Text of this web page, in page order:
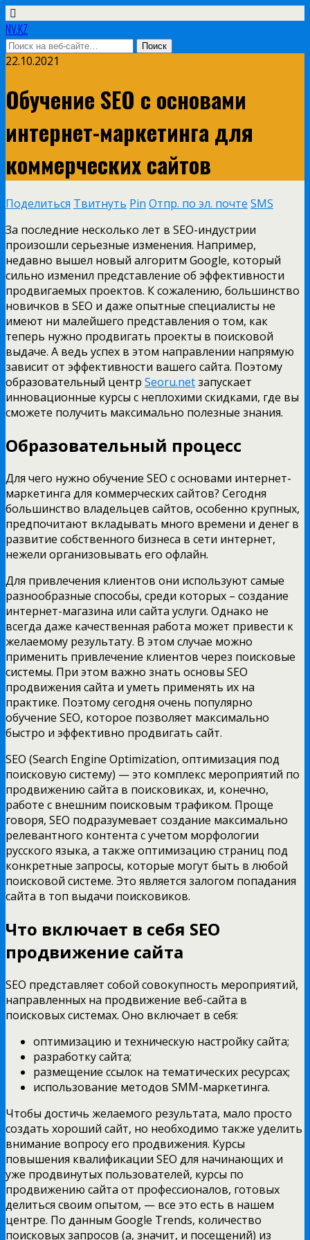
NV.KZ
22.10.2021
Обучение SEO с основами
интернет-маркетинга для
коммерческих сайтов
Поделиться Твитнуть Pin Отпр. по эл. почте SMS
За последние несколько лет в SEO-индустрии
произошли серьезные изменения. Например,
недавно вышел новый алгоритм Google, который
сильно изменил представление об эффективности
продвигаемых проектов. К сожалению, большинство
новичков в SEO и даже опытные специалисты не
имеют ни малейшего представления о том, как
теперь нужно продвигать проекты в поисковой
выдаче. А ведь успех в этом направлении напрямую
зависит от эффективности вашего сайта. Поэтому
образовательный центр Seoru.netзапускает
инновационные курсы с неплохими скидками, где вы
сможете получить максимально полезные знания.
Образовательный процесс
Для чего нужно обучение SEO с основами интернет-
маркетинга для коммерческих сайтов? Сегодня
большинство владельцев сайтов, особенно крупных,
предпочитают вкладывать много времени и денег в
развитие собственного бизнеса в сети интернет,
нежели организовывать его офлайн.
Для привлечения клиентов они используют самые
разнообразные способы, среди которых – создание
интернет-магазина или сайта услуги. Однако не
всегда даже качественная работа может привести к
желаемому результату. В этом случае можно
применить привлечение клиентов через поисковые
системы. При этом важно знать основы SEO
продвижения сайта и уметь применять их на
практике. Поэтому сегодня очень популярно
обучение SEO, которое позволяет максимально
быстро и эффективно продвигать сайт.
SEO (Search Engine Optimization, оптимизация под
поисковую систему) — это комплекс мероприятий по
продвижению сайта в поисковиках, и, конечно,
работе с внешним поисковым трафиком. Проще
говоря, SEO подразумевает создание максимально
релевантного контента с учетом морфологии
русского языка, а также оптимизацию страниц под
конкретные запросы, которые могут быть в любой
поисковой системе. Это является залогом попадания
сайта в топ выдачи поисковиков.
Что включает в себя SEO
продвижение сайта
SEO представляет собой совокупность мероприятий,
направленных на продвижение веб-сайта в
поисковых системах. Оно включает в себя:
оптимизацию и техническую настройку сайта;
разработку сайта;
размещение ссылок на тематических ресурсах;
использование методов SMM-маркетинга.
Чтобы достичь желаемого результата, мало просто
создать хороший сайт, но необходимо также уделить
внимание вопросу его продвижения. Курсы
повышения квалификации SEO для начинающих и
уже продвинутых пользователей, курсы по
продвижению сайта от профессионалов, готовых
делиться своим опытом, — все это есть в нашем
центре. По данным Google Trends, количество
поисковых запросов (а, значит, и посещений) из